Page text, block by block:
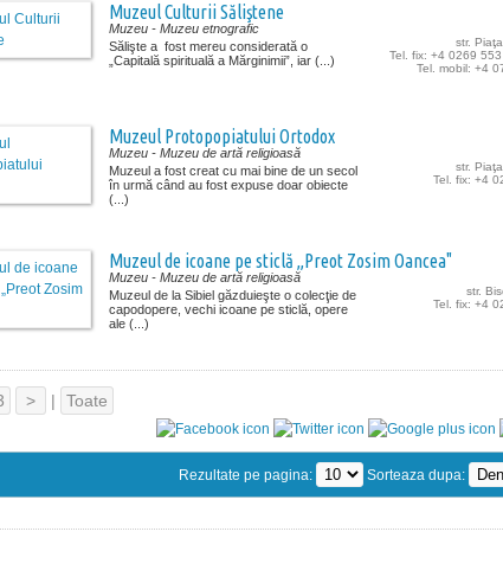
Muzeul Culturii Săliştene
str.
Tel. fix: +4 0269
Tel. mobil: +4
Muzeu - Muzeu etnografic
Sălişte a fost mereu considerată o
„Capitală spirituală a Mărginimii”, iar (...)
Muzeul Protopopiatului Ortodox
str.
Tel. fix: +4
Muzeu - Muzeu de artă religioasă
Muzeul a fost creat cu mai bine de un secol
în urmă când au fost expuse doar obiecte
(...)
Muzeul de icoane pe sticlă „Preot Zosim Oancea"
str.
Tel. fix: +4
Muzeu - Muzeu de artă religioasă
Muzeul de la Sibiel găzduieşte o colecţie de
capodopere, vechi icoane pe sticlă, opere
ale (...)
> | Toate
Rezultate pe pagina: Sorteaza dupa: